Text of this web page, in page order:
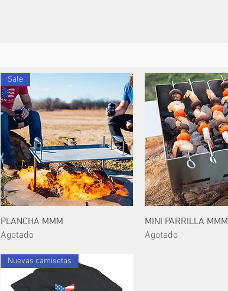
Vista rápida
Sale
PLANCHA MMM
Agotado
Vista rápida
MINI PARRILLA MMM
Agotado
Nuevas camisetas